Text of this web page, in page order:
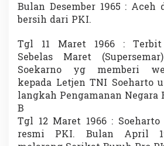
Bulan Desember 1965 :
bersih dari PKI.
Tgl 11 Maret 1966 :
Sebelas Maret
Soekarno yg memberi
kepada Letjen TNI Soeharto
langkah Pengamanan Negara
B
Tgl 12 Maret 1966 :
resmi PKI. Bulan April